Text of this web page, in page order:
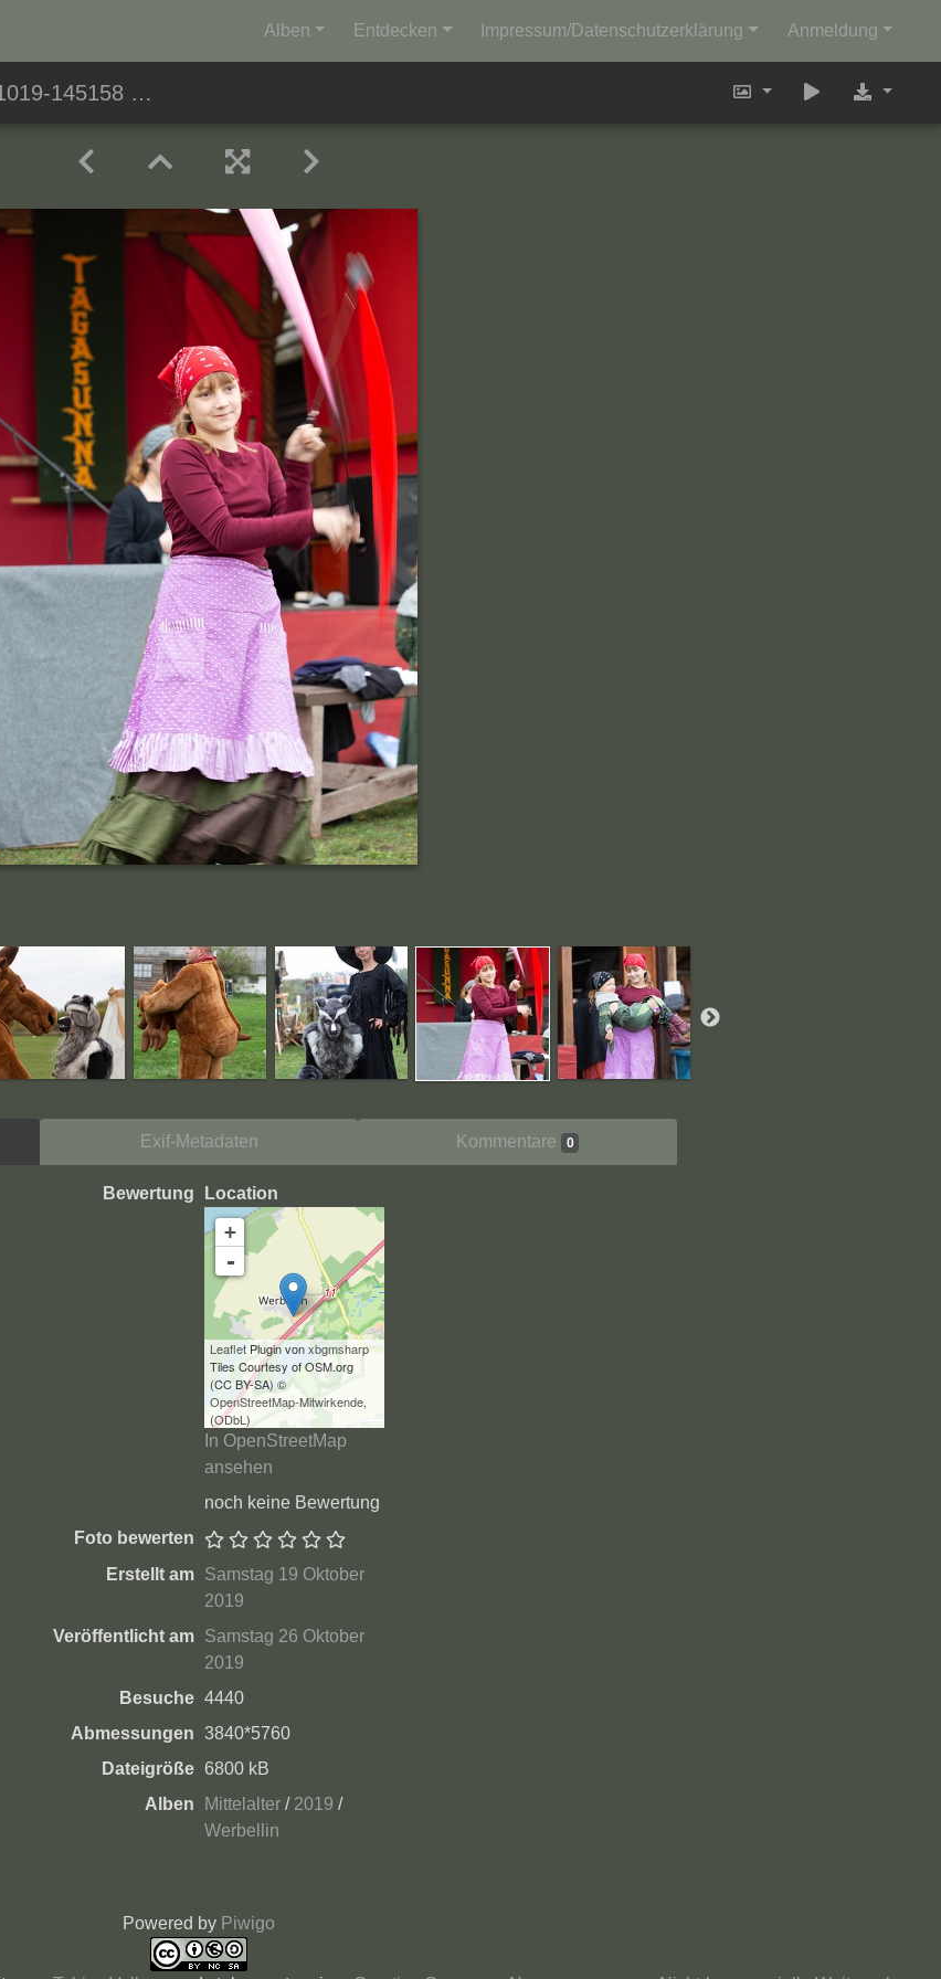
Alben Entdecken Impressum/Datenschutzerklärung Anmeldung
145158 2904
Exif-Metadaten Kommentare 0
Bewertung Location
+
-
Leaflet Plugin vonxbgmsharp
Tiles Courtesy of OSM.org
(CC BY-SA) ©
OpenStreetMap-Mitwirkende,
(ODbL)
In OpenStreetMap
ansehen
noch keine Bewertung
Foto bewerten
Erstellt am
Samstag 19 Oktober
2019
Veröffentlicht am
Samstag 26 Oktober
2019
Besuche 4440
Abmessungen
3840*5760
Dateigröße 6800 kB
Alben
Mittelalter / 2019 /
Werbellin
Powered by Piwigo